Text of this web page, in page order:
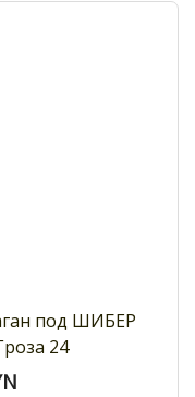
под ШИБЕР
24